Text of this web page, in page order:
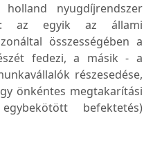
nyugdíjrendszer
az egyik az állami
összességében a
fedezi, a másik - a
részesedése,
önkéntes megtakarítási
befektetés)